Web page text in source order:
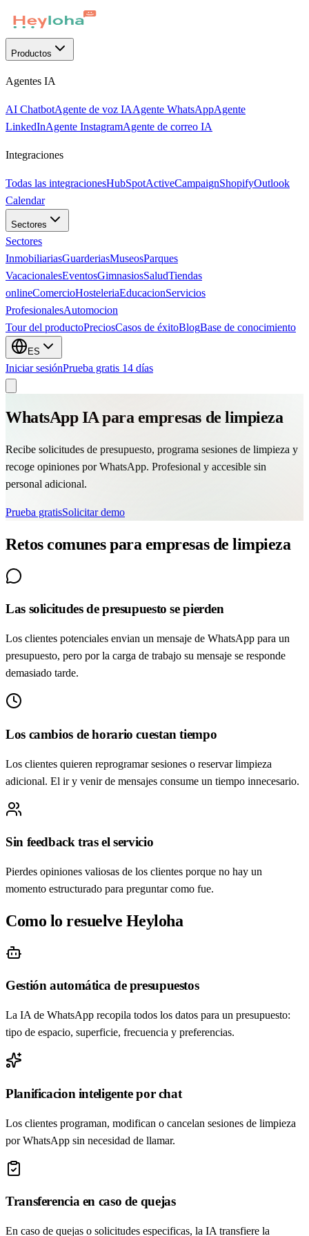
Productos
Agentes IA
AI ChatbotAgente de voz IAAgente WhatsAppAgente
LinkedInAgente InstagramAgente de correo IA
Integraciones
Todas las integracionesHubSpotActiveCampaignShopifyOutlook
Calendar
Sectores
Sectores
InmobiliariasGuarderiasMuseosParques
VacacionalesEventosGimnasiosSaludTiendas
onlineComercioHosteleriaEducacionServicios
ProfesionalesAutomocion
Tour del productoPreciosCasos de éxitoBlogBase de conocimiento
ES
Iniciar sesiónPrueba gratis 14 días
WhatsApp IA para empresas de limpieza
Recibe solicitudes de presupuesto, programa sesiones de limpieza y
recoge opiniones por WhatsApp. Profesional y accesible sin
personal adicional.
Prueba gratisSolicitar demo
Retos comunes para empresas de limpieza
Las solicitudes de presupuesto se pierden
Los clientes potenciales envian un mensaje de WhatsApp para un
presupuesto, pero por la carga de trabajo su mensaje se responde
demasiado tarde.
Los cambios de horario cuestan tiempo
Los clientes quieren reprogramar sesiones o reservar limpieza
adicional. El ir y venir de mensajes consume un tiempo innecesario.
Sin feedback tras el servicio
Pierdes opiniones valiosas de los clientes porque no hay un
momento estructurado para preguntar como fue.
Como lo resuelve Heyloha
Gestión automática de presupuestos
La IA de WhatsApp recopila todos los datos para un presupuesto:
tipo de espacio, superficie, frecuencia y preferencias.
Planificacion inteligente por chat
Los clientes programan, modifican o cancelan sesiones de limpieza
por WhatsApp sin necesidad de llamar.
Transferencia en caso de quejas
En caso de quejas o solicitudes especificas, la IA transfiere la